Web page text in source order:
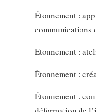
Étonnement :
communications
Étonnement :
Étonnement :
Étonnement :